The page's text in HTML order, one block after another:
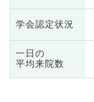
学会認定状況
一日の
平均来院数